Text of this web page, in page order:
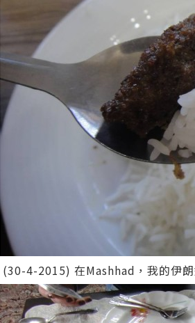
(30-4-2015) 在Mashhad，我的伊